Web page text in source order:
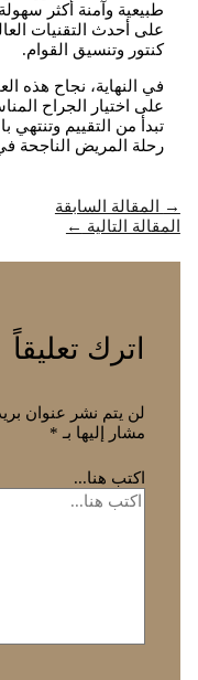
طبيعية وآمنة أكثر
على أحدث التقنيات
كنتور وتنسيق القوام.
في النهاية، نجاح هذه
على اختيار الجراح
تبدأ من التقييم وتنتهي
رحلة المريض الناجحة
→
المقالة السابقة
المقالة التالية ←
اترك تعليقاً
لن يتم نشر عنوان
مشار إليها بـ *
اكتب هنا...